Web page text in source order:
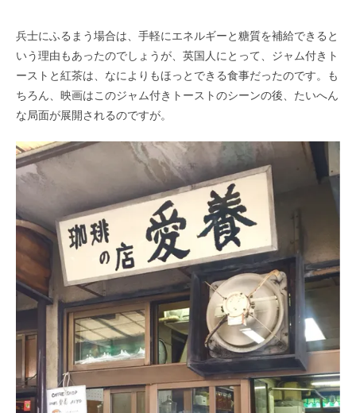
兵士にふるまう場合は、手軽にエネルギーと糖質を補給できると
いう理由もあったのでしょうが、英国人にとって、ジャム付きト
ーストと紅茶は、なによりもほっとできる食事だったのです。も
ちろん、映画はこのジャム付きトーストのシーンの後、たいへん
な局面が展開されるのですが。